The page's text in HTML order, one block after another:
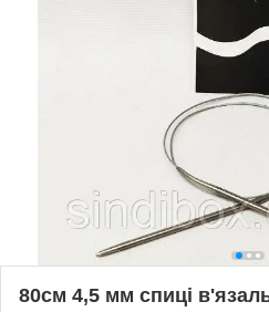
80см 4,5 мм спиці